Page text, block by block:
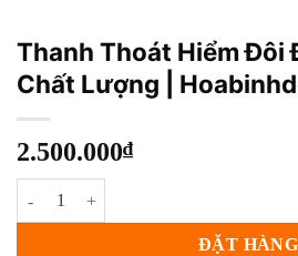
Thanh Thoát Hiểm Đôi
Chất Lượng |
2.500.000₫
ĐẶT HÀNG